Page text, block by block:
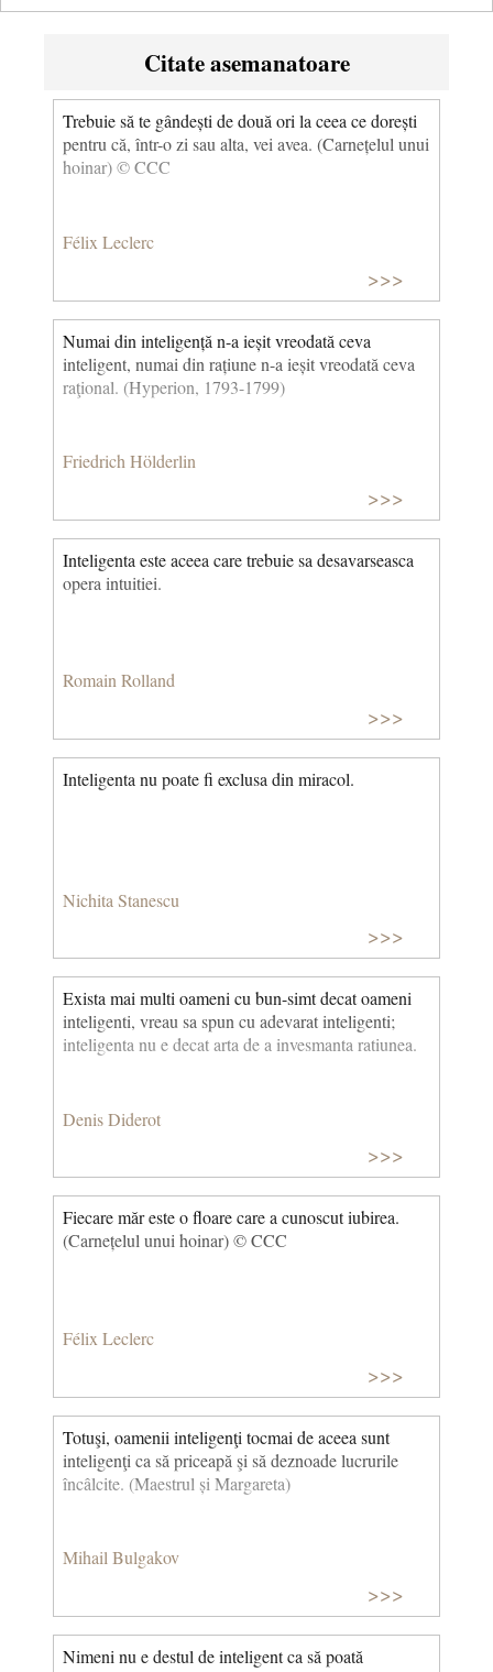
Citate asemanatoare
Trebuie să te gândești de două ori la ceea ce dorești
pentru că, într-o zi sau alta, vei avea. (Carnețelul unui
hoinar) © CCC
Félix Leclerc
>>>
Numai din inteligență n-a ieșit vreodată ceva
inteligent, numai din rațiune n-a ieșit vreodată ceva
raţional. (Hyperion, 1793-1799)
Friedrich Hölderlin
>>>
Inteligenta este aceea care trebuie sa desavarseasca
opera intuitiei.
Romain Rolland
>>>
Inteligenta nu poate fi exclusa din miracol.
Nichita Stanescu
>>>
Exista mai multi oameni cu bun-simt decat oameni
inteligenti, vreau sa spun cu adevarat inteligenti;
inteligenta nu e decat arta de a invesmanta ratiunea.
Denis Diderot
>>>
Fiecare măr este o floare care a cunoscut iubirea.
(Carnețelul unui hoinar) © CCC
Félix Leclerc
>>>
Totuşi, oamenii inteligenţi tocmai de aceea sunt
inteligenţi ca să priceapă şi să deznoade lucrurile
încâlcite. (Maestrul și Margareta)
Mihail Bulgakov
>>>
Nimeni nu e destul de inteligent ca să poată